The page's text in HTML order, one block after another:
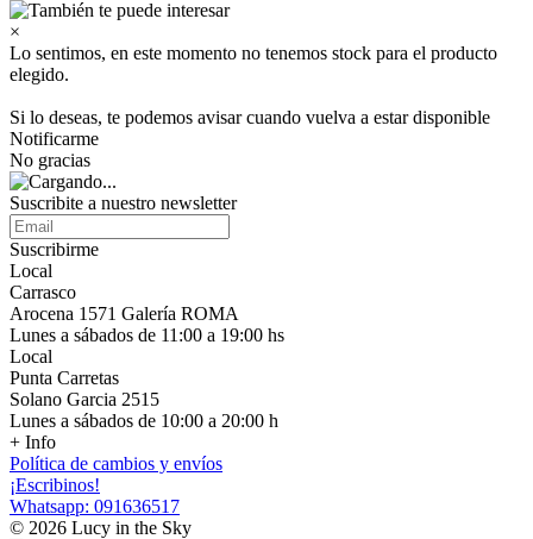
×
Lo sentimos, en este momento no tenemos stock para el producto
elegido.
Si lo deseas, te podemos avisar cuando vuelva a estar disponible
Notificarme
No gracias
Suscribite a nuestro newsletter
Suscribirme
Local
Carrasco
Arocena 1571 Galería ROMA
Lunes a sábados de 11:00 a 19:00 hs
Local
Punta Carretas
Solano Garcia 2515
Lunes a sábados de 10:00 a 20:00 h
+ Info
Política de cambios y envíos
¡Escribinos!
Whatsapp: 091636517
© 2026 Lucy in the Sky